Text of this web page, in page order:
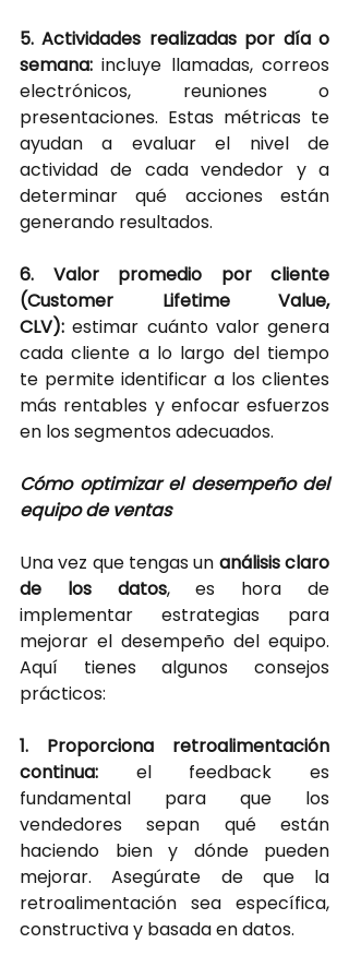
5. Actividades realizadas por día o
semana: incluye llamadas, correos
electrónicos, reuniones o
presentaciones. Estas métricas te
ayudan a evaluar el nivel de
actividad de cada vendedor y a
determinar qué acciones están
generando resultados.
6. Valor promedio por cliente
(Customer Lifetime Value,
CLV): estimar cuánto valor genera
cada cliente a lo largo del tiempo
te permite identificar a los clientes
más rentables y enfocar esfuerzos
en los segmentos adecuados.
Cómo optimizar el desempeño del
equipo de ventas
Una vez que tengas un análisis claro
de los datos, es hora de
implementar estrategias para
mejorar el desempeño del equipo.
Aquí tienes algunos consejos
prácticos:
1. Proporciona retroalimentación
continua: el feedback es
fundamental para que los
vendedores sepan qué están
haciendo bien y dónde pueden
mejorar. Asegúrate de que la
retroalimentación sea específica,
constructiva y basada en datos.